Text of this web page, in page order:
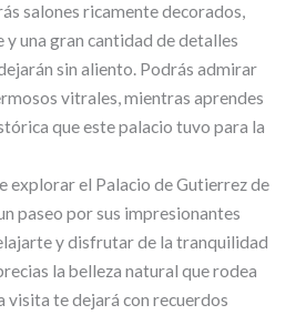
salones ricamente decorados,
una gran cantidad de detalles
sin aliento. Podrás admirar
vitrales, mientras aprendes
que este palacio tuvo para la
explorar el Palacio de Gutierrez de
paseo por sus impresionantes
y disfrutar de la tranquilidad
la belleza natural que rodea
visita te dejará con recuerdos